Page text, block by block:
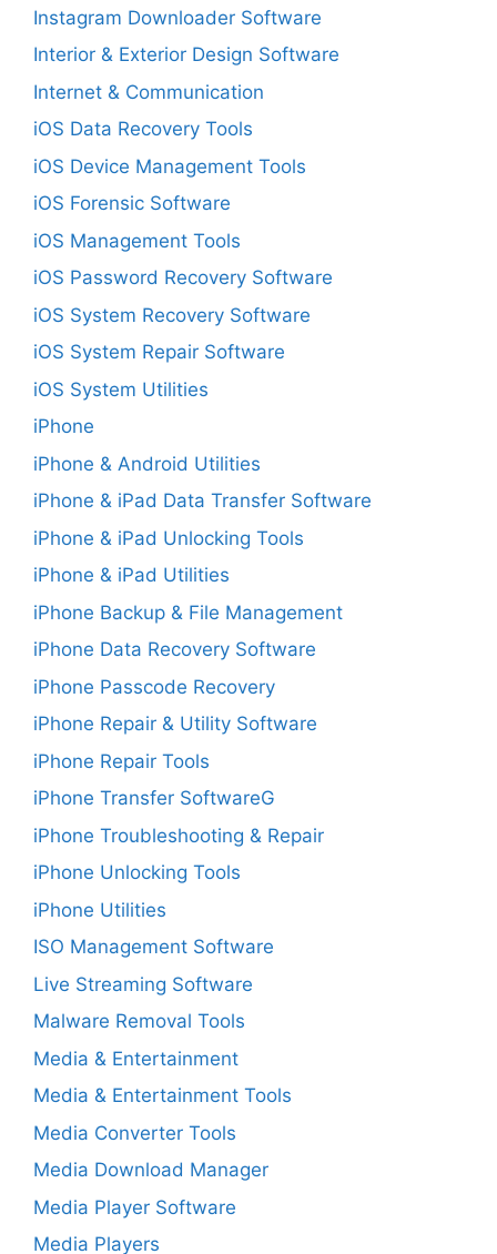
Instagram Downloader Software
Interior & Exterior Design Software
Internet & Communication
iOS Data Recovery Tools
iOS Device Management Tools
iOS Forensic Software
iOS Management Tools
iOS Password Recovery Software
iOS System Recovery Software
iOS System Repair Software
iOS System Utilities
iPhone
iPhone & Android Utilities
iPhone & iPad Data Transfer Software
iPhone & iPad Unlocking Tools
iPhone & iPad Utilities
iPhone Backup & File Management
iPhone Data Recovery Software
iPhone Passcode Recovery
iPhone Repair & Utility Software
iPhone Repair Tools
iPhone Transfer SoftwareG
iPhone Troubleshooting & Repair
iPhone Unlocking Tools
iPhone Utilities
ISO Management Software
Live Streaming Software
Malware Removal Tools
Media & Entertainment
Media & Entertainment Tools
Media Converter Tools
Media Download Manager
Media Player Software
Media Players